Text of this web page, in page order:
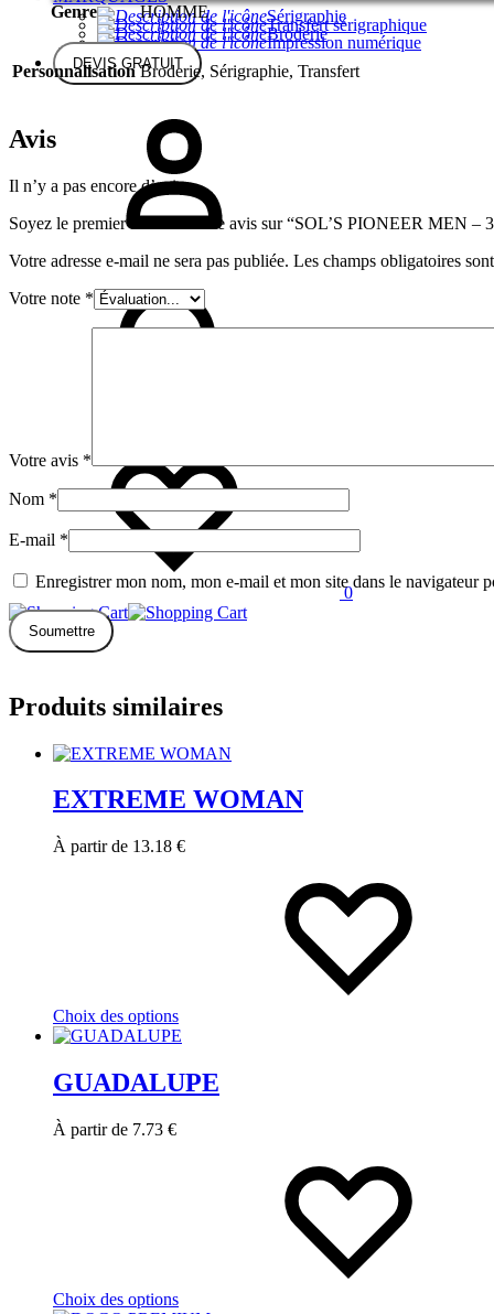
Sérigraphie
Transfert sérigraphique
Broderie
Impression numérique
DEVIS GRATUIT
0
Genre HOMME
Personnalisation Broderie, Sérigraphie, Transfert
Avis
Il n’y a pas encore d’avis.
Soyez le premier à laisser votre avis sur “SOL’S PIONEER MEN –
Votre adresse e-mail ne sera pas publiée. Les champs obligatoires
Votre note *
Votre avis *
Nom *
E-mail *
Enregistrer mon nom, mon e-mail et mon site dans le navigateur
Produits similaires
EXTREME WOMAN
À partir de 13.18 €
Choix des options
GUADALUPE
À partir de 7.73 €
Choix des options